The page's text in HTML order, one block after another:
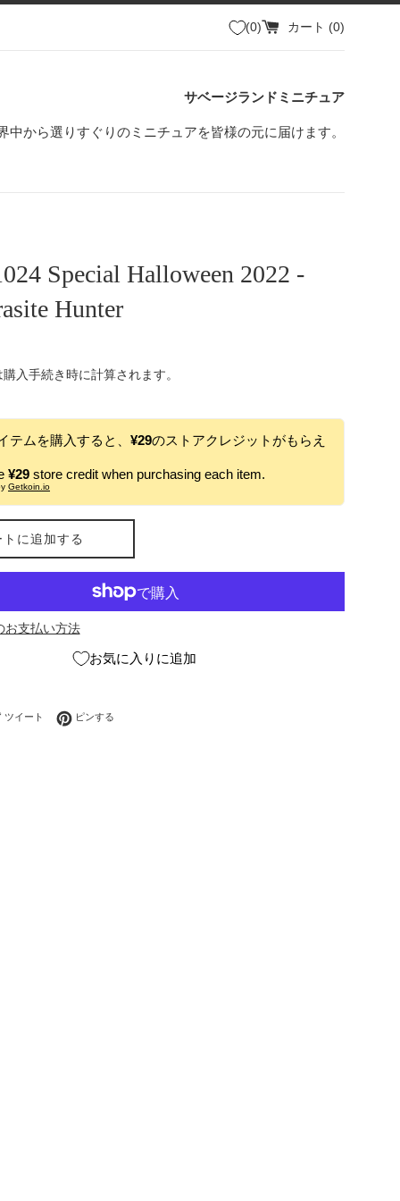
0 カート (0)
サベージランドミニチュア
中から選りすぐりのミニチュアを皆様の元に届けます。
Special Halloween 2022 -
Hunter
購入手続き時に計算されます。
テムを購入すると、 ¥29のストアクレジットがもらえ
¥29 store credit when purchasing each item.
Getkoin.io
に追加する
お支払い方法
お気に入りに追加
でシェアする
ツイート Twitterに投稿する
ピンする